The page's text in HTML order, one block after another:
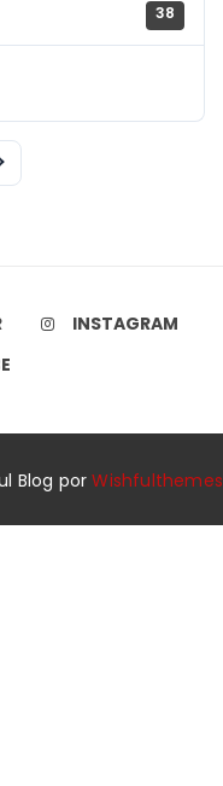
38
INSTAGRAM
Blog porWishfulthemes